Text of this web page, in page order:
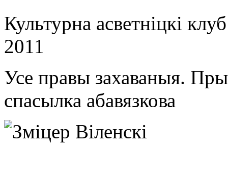
Культурна асветнiцкi
2011
Усе правы захаваныя.
спасылка абавязкова